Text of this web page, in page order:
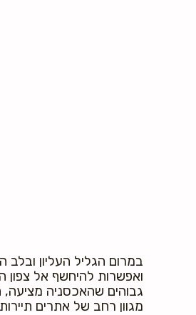
במרום הגליל העליון
ואפשרות להיחשף אל צפון
גבוהים שהאכסניה מציעה,
מגוון רחב של אתרים